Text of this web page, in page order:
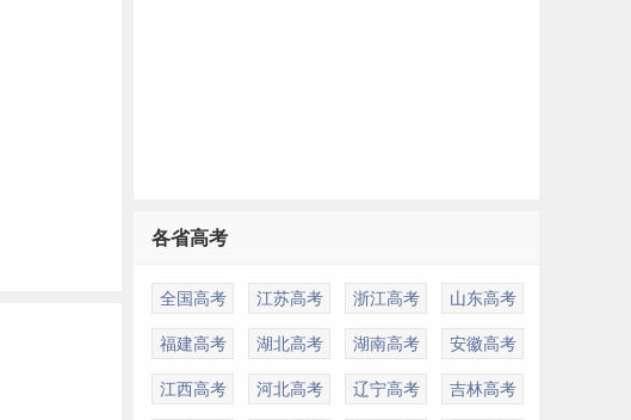
各省高考
全国高考 江苏高考 浙江高考 山东高考
福建高考 湖北高考 湖南高考 安徽高考
江西高考 河北高考 辽宁高考 吉林高考